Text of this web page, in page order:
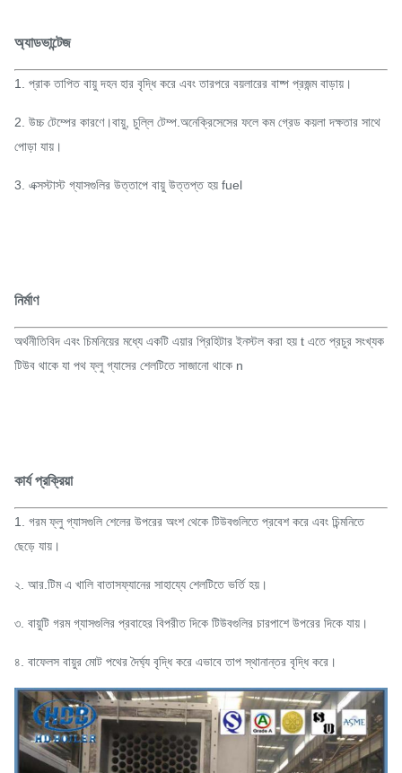
অ্যাডভান্টেজ
1. প্রাক তাপিত বায়ু দহন হার বৃদ্ধি করে এবং তারপরে বয়লারের বাষ্প প্রজন্ম বাড়ায়।
2. উচ্চ টেম্পের কারণে।বায়ু, চুল্লি টেম্প.অনেক্রিসেসের ফলে কম গ্রেড কয়লা দক্ষতার সাথে
পোড়া যায়।
3. এক্সস্টাস্ট গ্যাসগুলির উত্তাপে বায়ু উত্তপ্ত হয় fuel
নির্মাণ
অর্থনীতিবিদ এবং চিমনিয়ের মধ্যে একটি এয়ার প্রিহিটার ইনস্টল করা হয় t এতে প্রচুর সংখ্যক
টিউব থাকে যা পথ ফ্লু গ্যাসের শেলটিতে সাজানো থাকে n
কার্য প্রক্রিয়া
1. গরম ফ্লু গ্যাসগুলি শেলের উপরের অংশ থেকে টিউবগুলিতে প্রবেশ করে এবং চিন্মনিতে
ছেড়ে যায়।
২. আর.টিম এ খালি বাতাসফ্যানের সাহায্যে শেলটিতে ভর্তি হয়।
৩. বায়ুটি গরম গ্যাসগুলির প্রবাহের বিপরীত দিকে টিউবগুলির চারপাশে উপরের দিকে যায়।
৪. বাফেলস বায়ুর মোট পথের দৈর্ঘ্য বৃদ্ধি করে এভাবে তাপ স্থানান্তর বৃদ্ধি করে।